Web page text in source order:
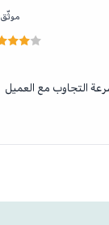
موثّق
التجاوب مع العميل